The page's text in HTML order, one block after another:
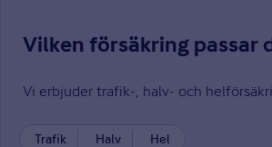
Vilken försäkring passar
Vi erbjuder trafik-, halv- och
Trafik Halv Hel